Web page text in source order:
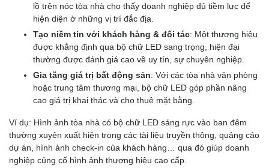
lồ trên nóc tòa nhà cho thấy doanh nghiệp đủ tiềm lực để
hiện diện ở những vị trí đắc địa.
Tạo niềm tin với khách hàng & đối tác: Một thương hiệu
được khẳng định qua bộ chữ LED sang trọng, hiện đại
thường được đánh giá cao về uy tín, sự chuyên nghiệp.
Gia tăng giá trị bất động sản: Với các tòa nhà văn phòng
hoặc trung tâm thương mại, bộ chữ LED góp phần nâng
cao giá trị khai thác và cho thuê mặt bằng.
Ví dụ: Hình ảnh tòa nhà có bộ chữ LED sáng rực vào ban đêm
thường xuyên xuất hiện trong các tài liệu truyền thông, quảng cáo
dự án, hình ảnh check-in của khách hàng… qua đó giúp doanh
nghiệp củng cố hình ảnh thương hiệu cao cấp.